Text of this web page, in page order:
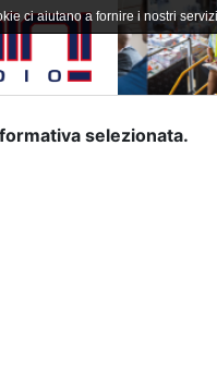
selezionata.
ci aiutano a fornire i nostri